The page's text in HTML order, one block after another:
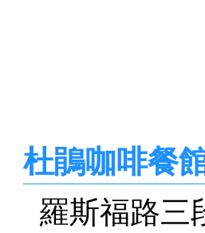
杜鵑咖啡餐
羅斯福路三